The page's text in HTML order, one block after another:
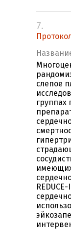
7.
слепое
группах